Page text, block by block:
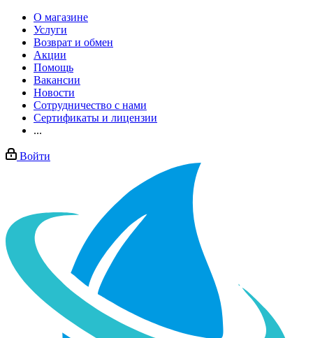
О магазине
Услуги
Возврат и обмен
Акции
Помощь
Вакансии
Новости
Сотрудничество с нами
Сертификаты и лицензии
...
Войти